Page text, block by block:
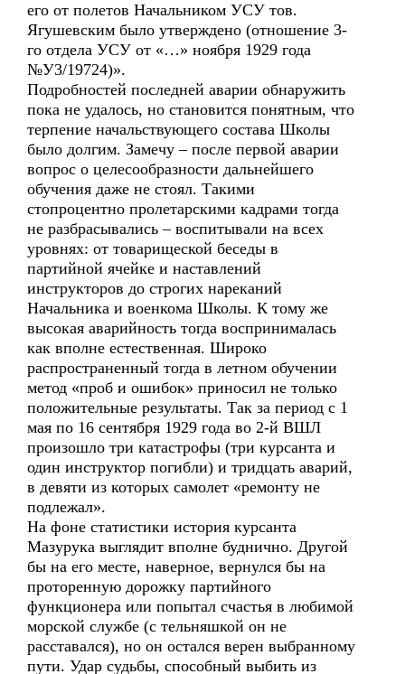
его от полетов Начальником УСУ тов.
Ягушевским было утверждено (отношение 3-
го отдела УСУ от «…» ноября 1929 года
№У3/19724)».
Подробностей последней аварии обнаружить
пока не удалось, но становится понятным, что
терпение начальствующего состава Школы
было долгим. Замечу – после первой аварии
вопрос о целесообразности дальнейшего
обучения даже не стоял. Такими
стопроцентно пролетарскими кадрами тогда
не разбрасывались – воспитывали на всех
уровнях: от товарищеской беседы в
партийной ячейке и наставлений
инструкторов до строгих нареканий
Начальника и военкома Школы. К тому же
высокая аварийность тогда воспринималась
как вполне естественная. Широко
распространенный тогда в летном обучении
метод «проб и ошибок» приносил не только
положительные результаты. Так за период с 1
мая по 16 сентября 1929 года во 2-й ВШЛ
произошло три катастрофы (три курсанта и
один инструктор погибли) и тридцать аварий,
в девяти из которых самолет «ремонту не
подлежал».
На фоне статистики история курсанта
Мазурука выглядит вполне буднично. Другой
бы на его месте, наверное, вернулся бы на
проторенную дорожку партийного
функционера или попытал счастья в любимой
морской службе (с тельняшкой он не
расставался), но он остался верен выбранному
пути. Удар судьбы, способный выбить из